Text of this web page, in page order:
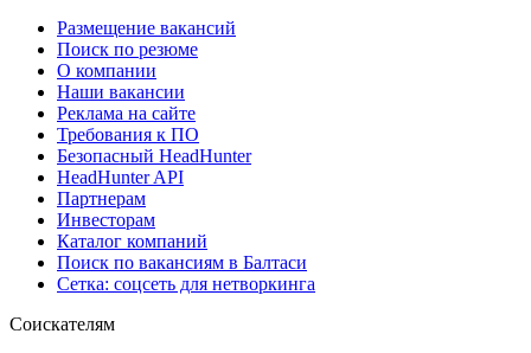
Размещение вакансий
Поиск по резюме
О компании
Наши вакансии
Реклама на сайте
Требования к ПО
Безопасный HeadHunter
HeadHunter API
Партнерам
Инвесторам
Каталог компаний
Поиск по вакансиям в Балтаси
Сетка: соцсеть для нетворкинга
Соискателям